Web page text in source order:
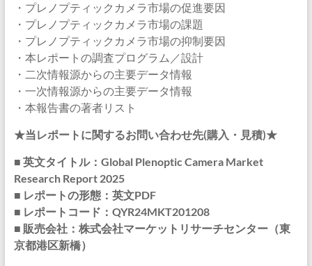
・プレノプティックカメラ市場の促進要因
・プレノプティックカメラ市場の課題
・プレノプティックカメラ市場の抑制要因
・本レポートの調査プログラム／設計
・二次情報源からの主要データ情報
・一次情報源からの主要データ情報
・本報告書の著者リスト
★当レポートに関するお問い合わせ先(購入・見積)★
■ 英文タイトル：Global Plenoptic Camera Market
Research Report 2025
■ レポートの形態：英文PDF
■ レポートコード：QYR24MKT201208
■ 販売会社：株式会社マーケットリサーチセンター（東
京都港区新橋）